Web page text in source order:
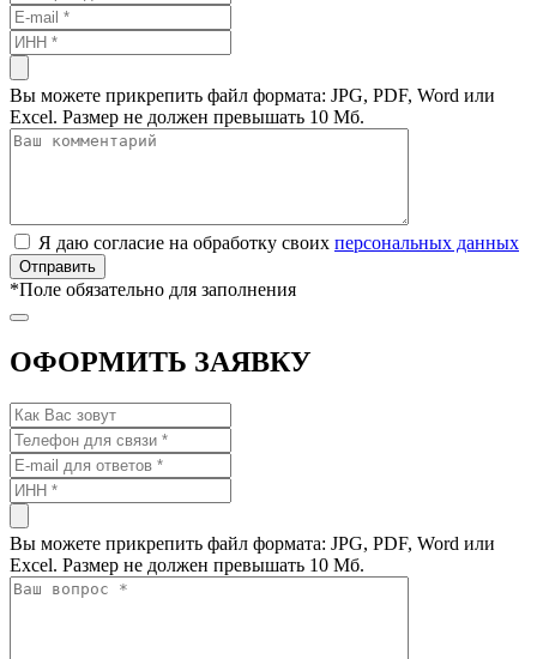
Вы можете прикрепить файл формата: JPG, PDF, Word или
Excel. Размер не должен превышать 10 Мб.
Я даю согласие на обработку своих персональных данных
*Поле обязательно для заполнения
ОФОРМИТЬ ЗАЯВКУ
Вы можете прикрепить файл формата: JPG, PDF, Word или
Excel. Размер не должен превышать 10 Мб.